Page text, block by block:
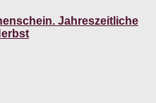
Jahreszeitliche